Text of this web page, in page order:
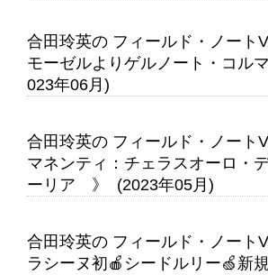
合田玲英の フィールド・ノー
モーゼルよりゲルノート・コ
023年06月)
合田玲英の フィールド・ノー
マネンティ：チェラスオーロ・
ーリア 》 (2023年05月)
合田玲英の フィールド・ノー
ラシーヌ初🍎シードルリー🍏新